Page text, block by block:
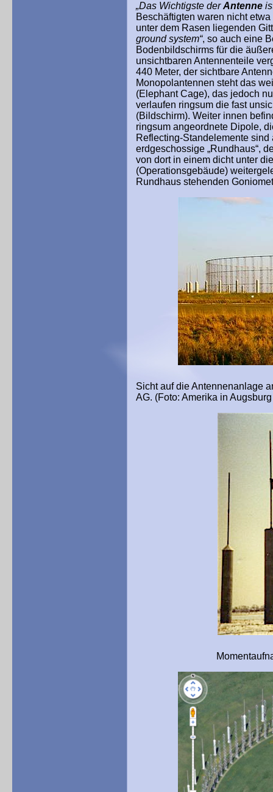
„Das Wichtigste derAntenne
Beschäftigten waren nicht
unter dem Rasen liegenden
ground system“, so auch eine
Bodenbildschirms für die
unsichtbaren Antennenteile
440 Meter, der sichtbare
Monopolantennen steht das
(Elephant Cage), das jedoch
verlaufen ringsum die fast
(Bildschirm). Weiter innen
ringsum angeordnete Dipole,
Reflecting-Standelemente
erdgeschossige „Rundhaus“,
von dort in einem dicht unter
(Operationsgebäude)
Rundhaus stehenden
Sicht auf die Antennenanlage
AG. (Foto: Amerika in Augsburg
Momentaufnahme vom